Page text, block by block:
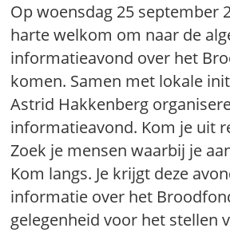
Op woensdag 25 september
harte welkom om naar de
informatieavond over het
komen. Samen met lokale
Astrid Hakkenberg
informatieavond. Kom je uit
Zoek je mensen waarbij je
Kom langs. Je krijgt deze
informatie over het
gelegenheid voor het stellen